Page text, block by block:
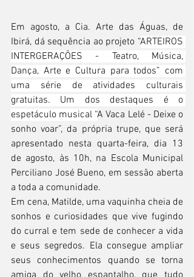
Em agosto, a Cia. Arte das Águas, de
Ibirá, dá sequência ao projeto “ARTEIROS
INTERGERAÇÕES - Teatro, Música,
Dança, Arte e Cultura para todos” com
uma série de atividades culturais
gratuitas. Um dos destaques é o
espetáculo musical “A Vaca Lelé - Deixe o
sonho voar”, da própria trupe, que será
apresentado nesta quarta-feira, dia 13
de agosto, às 10h, na Escola Municipal
Perciliano José Bueno, em sessão aberta
a toda a comunidade.
Em cena, Matilde, uma vaquinha cheia de
sonhos e curiosidades que vive fugindo
do curral e tem sede de conhecer a vida
e seus segredos. Ela consegue ampliar
seus conhecimentos quando se torna